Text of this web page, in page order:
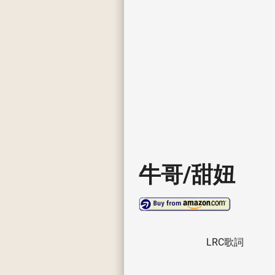
牛哥/甜妞
LRC歌詞